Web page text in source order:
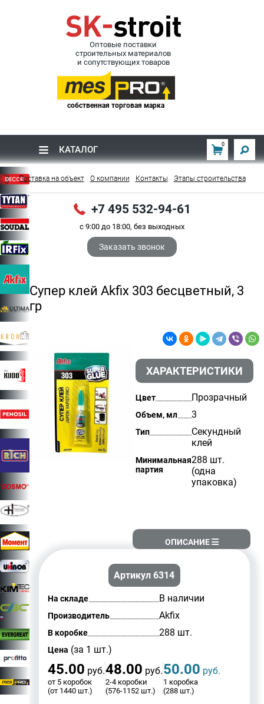
Оптовые поставки
строительных материалов
и сопутствующих товаров
собственная торговая марка
КАТАЛОГ 0
Поставка на объект О компании Контакты Этапы строительства
+7 495 532-94-61
с 9:00 до 18:00, без выходных
Заказать звонок
Супер клей Akfix 303 бесцветный, 3
гр
ХАРАКТЕРИСТИКИ
Цвет Прозрачный
Объем, мл 3
Тип
Секундный
клей
Минимальная
партия
288 шт.
(одна
упаковка)
ОПИСАНИЕ
Артикул 6314
На складе В наличии
Производитель Akfix
В коробке 288 шт.
Цена (за 1 шт.)
45.00 руб.
от 5 коробок
(от 1440 шт.)
48.00 руб.
2-4 коробки
(576-1152 шт.)
50.00 руб.
1 коробка
(288 шт.)